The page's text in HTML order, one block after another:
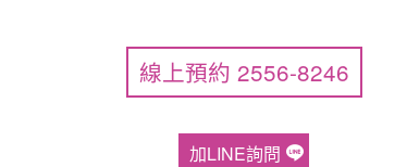
線上預約 2556-8246
加LINE詢問